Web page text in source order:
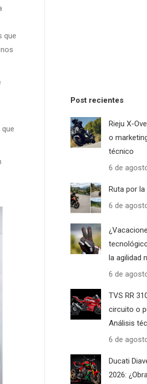
que
Post recientes
Rieju X-
o
técnico
6 de
Ruta por
6 de
la agilidad
6 de
TVS RR
circuito o
Análisis
6 de
Ducati
2026: